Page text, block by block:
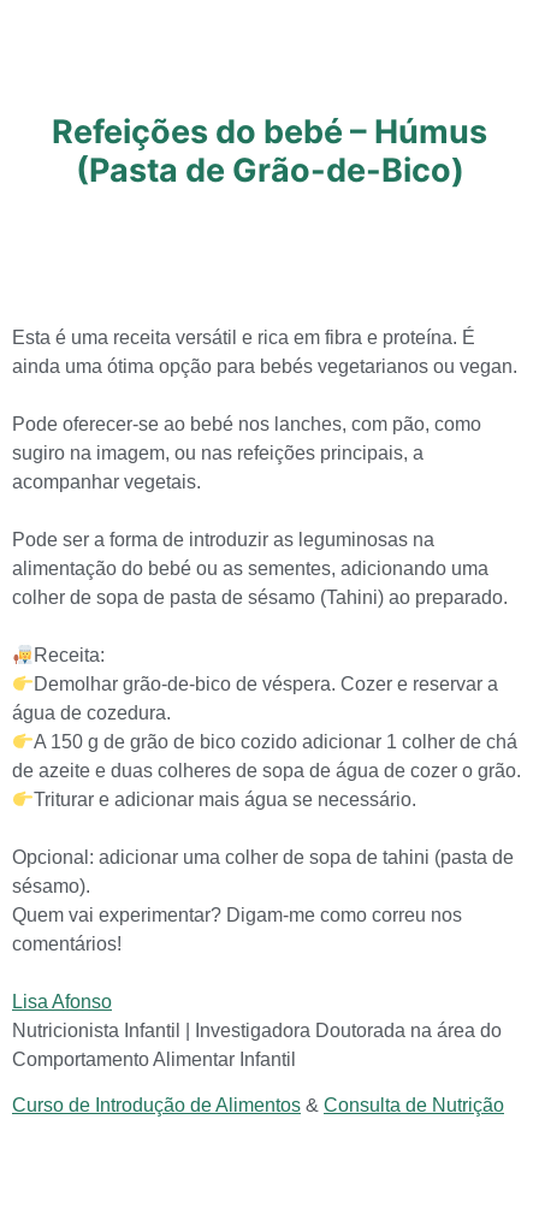
Refeições do bebé – Húmus
(Pasta de Grão-de-Bico)
Esta é uma receita versátil e rica em fibra e proteína. É
ainda uma ótima opção para bebés vegetarianos ou vegan.
Pode oferecer-se ao bebé nos lanches, com pão, como
sugiro na imagem, ou nas refeições principais, a
acompanhar vegetais.
Pode ser a forma de introduzir as leguminosas na
alimentação do bebé ou as sementes, adicionando uma
colher de sopa de pasta de sésamo (Tahini) ao preparado.
Receita:
Demolhar grão-de-bico de véspera. Cozer e reservar a
água de cozedura.
A 150 g de grão de bico cozido adicionar 1 colher de chá
de azeite e duas colheres de sopa de água de cozer o grão.
Triturar e adicionar mais água se necessário.
Opcional: adicionar uma colher de sopa de tahini (pasta de
sésamo).
Quem vai experimentar? Digam-me como correu nos
comentários!
Lisa Afonso
Nutricionista Infantil | Investigadora Doutorada na área do
Comportamento Alimentar Infantil
Curso de Introdução de Alimentos & Consulta de Nutrição